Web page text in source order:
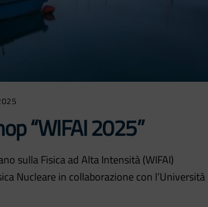
“WIFAI 2025”
sulla Fisica ad Alta Intensità (WIFAI)
Nucleare in collaborazione con l’Università